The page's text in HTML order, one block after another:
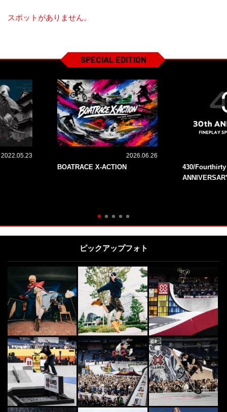
スポットがありません。
SPECIAL EDITION
2022.05.23 2026.06.26
BOATRACE X-ACTION
430/
ピックアップフォト